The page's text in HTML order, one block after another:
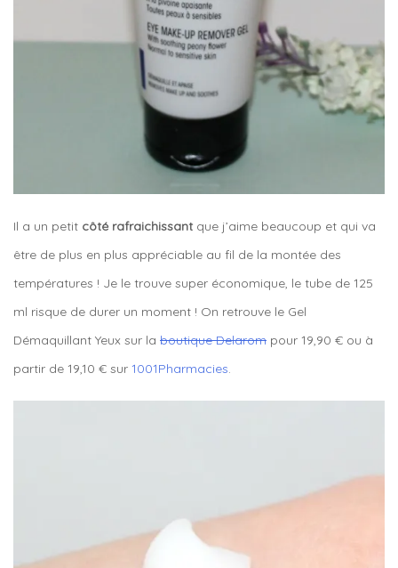
Il a un petit côté rafraichissant que j’aime beaucoup et qui va
être de plus en plus appréciable au fil de la montée des
températures ! Je le trouve super économique, le tube de 125
ml risque de durer un moment ! On retrouve le Gel
Démaquillant Yeux sur la boutique Delarom pour 19,90 € ou à
partir de 19,10 € sur 1001Pharmacies